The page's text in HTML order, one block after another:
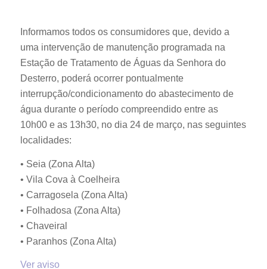
Informamos todos os consumidores que, devido a
uma intervenção de manutenção programada na
Estação de Tratamento de Águas da Senhora do
Desterro, poderá ocorrer pontualmente
interrupção/condicionamento do abastecimento de
água durante o período compreendido entre as
10h00 e as 13h30, no dia 24 de março, nas seguintes
localidades:
• Seia (Zona Alta)
• Vila Cova à Coelheira
• Carragosela (Zona Alta)
• Folhadosa (Zona Alta)
• Chaveiral
• Paranhos (Zona Alta)
Ver aviso